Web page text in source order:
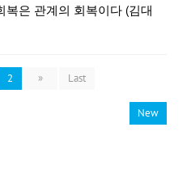
은 관계의 회복이다 (김대
2 » Last
New